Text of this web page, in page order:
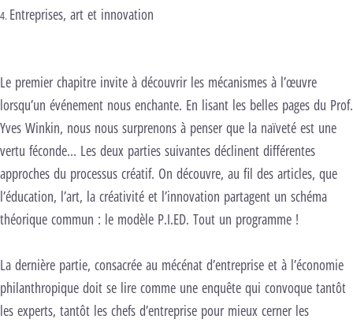
Entreprises, art et innovation
Le premier chapitre invite à découvrir les mécanismes à l’œuvre
lorsqu’un événement nous enchante. En lisant les belles pages du Prof.
Yves Winkin, nous nous surprenons à penser que la naïveté est une
vertu féconde… Les deux parties suivantes déclinent différentes
approches du processus créatif. On découvre, au fil des articles, que
l’éducation, l’art, la créativité et l’innovation partagent un schéma
théorique commun : le modèle P.I.ED. Tout un programme !
La dernière partie, consacrée au mécénat d’entreprise et à l’économie
philanthropique doit se lire comme une enquête qui convoque tantôt
les experts, tantôt les chefs d’entreprise pour mieux cerner les